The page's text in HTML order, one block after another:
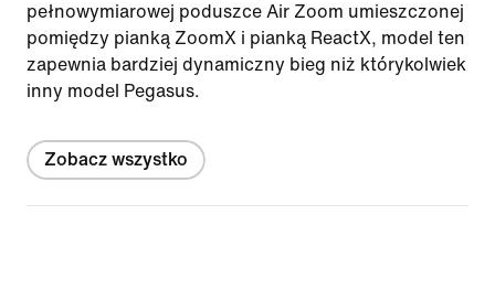
pełnowymiarowej poduszce Air Zoom umieszczonej
pomiędzy pianką ZoomX i pianką ReactX, model ten
zapewnia bardziej dynamiczny bieg niż którykolwiek
inny model Pegasus.
Zobacz wszystko